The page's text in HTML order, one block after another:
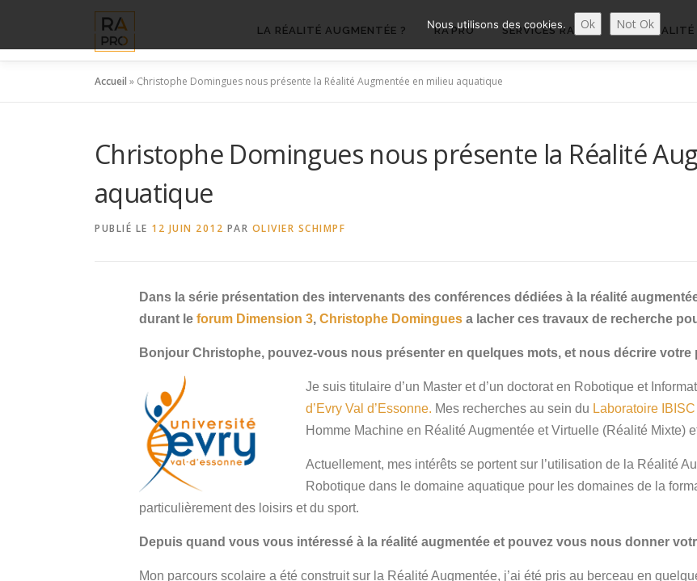
contenu
LA RÉALITÉ AUGMENTÉE ? RA’PRO SERVICES RA’PRO ACTUALITÉ
Accueil » Christophe Domingues nous présente la Réalité Augmentée en milieu aquatique
Christophe Domingues nous présente la Réalité
aquatique
PUBLIÉ LE 12 JUIN 2012 PAR OLIVIER SCHIMPF
Dans la série présentation des intervenants des conférences dédiées à la réalité
durant le forum Dimension 3, Christophe Domingues a lacher ces travaux de recherche
Bonjour Christophe, pouvez-vous nous présenter en quelques mots, et nous décrire votre
Je suis titulaire d’un Master et d’un doctorat en Robotique et
d’Evry Val d’Essonne. Mes recherches au sein du Laboratoire IBISC
Homme Machine en Réalité Augmentée et Virtuelle (Réalité Mixte)
Actuellement, mes intérêts se portent sur l’utilisation de la Réalité
Robotique dans le domaine aquatique pour les domaines de la
particulièrement des loisirs et du sport.
Depuis quand vous vous intéressé à la réalité augmentée et pouvez vous nous donner
Mon parcours scolaire a été construit sur la Réalité Augmentée, j’ai été pris au berceau en
Nous utilisons des cookies. Ok Not Ok